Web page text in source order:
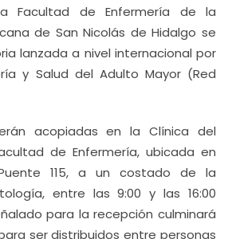
Facultad de Enfermería de la
de San Nicolás de Hidalgo se
lanzada a nivel internacional por
y Salud del Adulto Mayor (Red
acopiadas en la Clínica del
de Enfermería, ubicada en
115, a un costado de la
entre las 9:00 y las 16:00
para la recepción culminará
ser distribuidos entre personas